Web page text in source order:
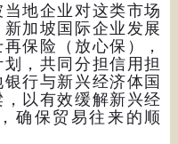
地企业对这类市场
加坡国际企业发展
保险（放心保），
，共同分担信用担
行与新兴经济体国
以有效缓解新兴经
确保贸易往来的顺